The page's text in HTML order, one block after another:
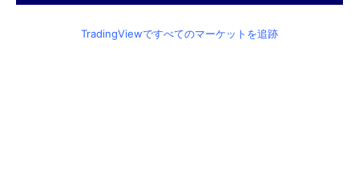
TradingViewですべてのマーケットを追跡